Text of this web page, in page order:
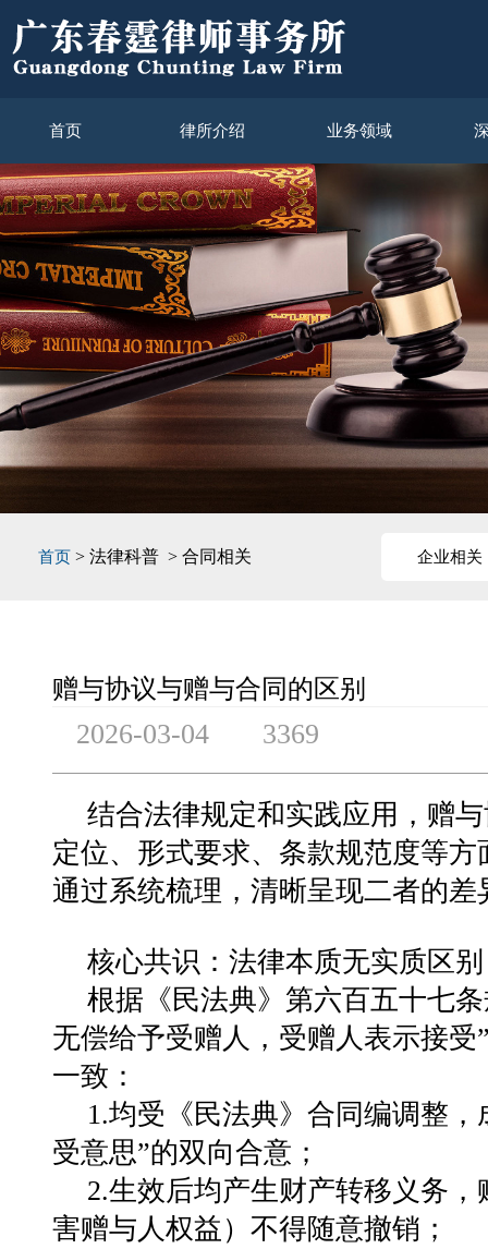
首页 律所介绍 业务领域
首页 > 法律科普 > 合同相关 企业相关
赠与协议与赠与合同的区别
2026-03-04 3369
结合法律规定和实践应用，赠
定位、形式要求、条款规范度等
通过系统梳理，清晰呈现二者的差
核心共识：法律本质无实质区别
根据《民法典》第六百五十七
无偿给予受赠人，受赠人表示接受
一致 ：
1.均受《民法典》合同编调整，
受意思”的双向合意；
2.生效后均产生财产转移义务
害赠与人权益）不得随意撤销；